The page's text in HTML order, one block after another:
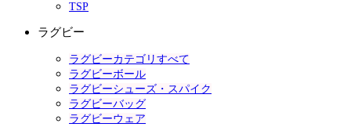
TSP
ラグビー
ラグビーカテゴリすべて
ラグビーボール
ラグビーシューズ・スパイク
ラグビーバッグ
ラグビーウェア